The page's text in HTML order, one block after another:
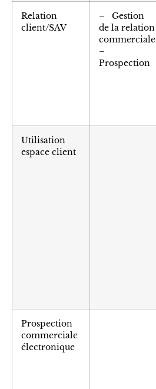
Relation
client/SAV
– Gestion
de la relation
commerciale
–
Prospection
Utilisation
espace client
Prospection
commerciale
électronique